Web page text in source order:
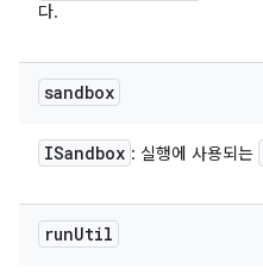
다.
sandbox
ISandbox : 실행에 사용되는
runUtil